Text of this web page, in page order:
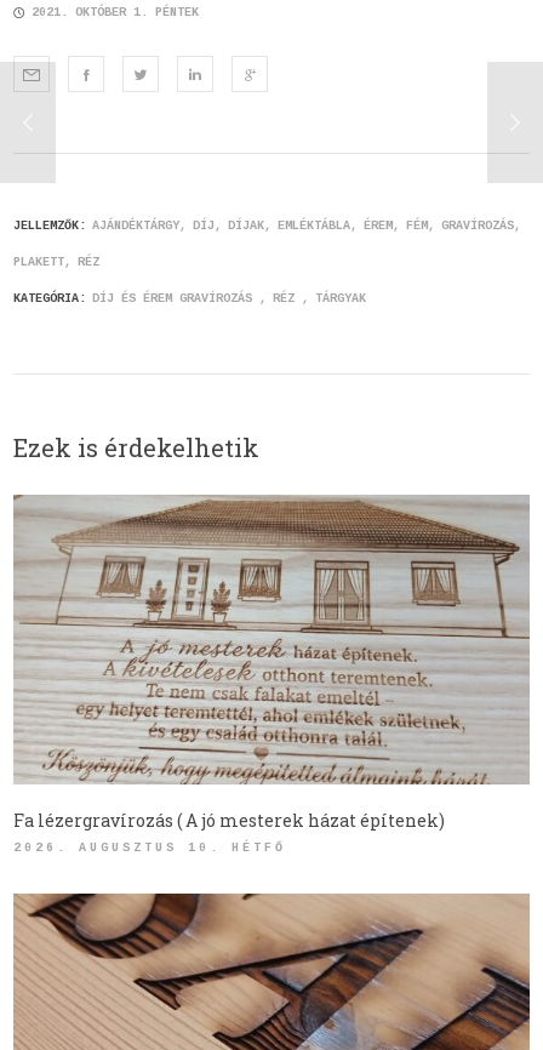
2021. OKTÓBER 1. PÉNTEK
JELLEMZŐK: AJÁNDÉKTÁRGY DÍJ DÍJAK EMLÉKTÁBLA ÉREM FÉM GRAVÍROZÁS
PLAKETT RÉZ
KATEGÓRIA: DÍJ ÉS ÉREM GRAVÍROZÁS RÉZ TÁRGYAK
Ezek is érdekelhetik
Fa lézergravírozás ( A jó mesterek házat építenek)
2026. AUGUSZTUS 10. HÉTFŐ